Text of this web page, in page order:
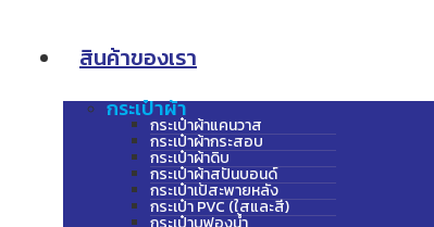
สินค้าของเรา
กระเป๋าผ้า
กระเป๋าผ้าแคนวาส
กระเป๋าผ้ากระสอบ
กระเป๋าผ้าดิบ
กระเป๋าผ้าสปันบอนด์
กระเป๋าเป้สะพายหลัง
กระเป๋า PVC (ใสและสี)